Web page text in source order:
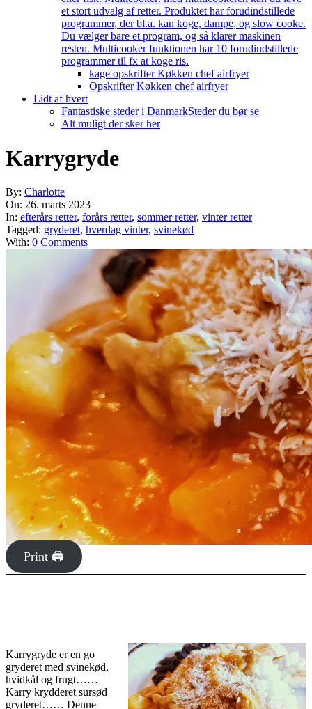
et stort udvalg af retter. Produktet har forudindstillede
programmer, der bl.a. kan koge, dampe, og slow cooke.
Du vælger bare et program, og så klarer maskinen
resten. Multicooker funktionen har 10 forudindstillede
programmer til fx at koge ris.
kage opskrifter Køkken chef airfryer
Opskrifter Køkken chef airfryer
Lidt af hvert
Fantastiske steder i DanmarkSteder du bør se
Alt muligt der sker her
Karrygryde
By: Charlotte
On: 26. marts 2023
In: efterårs retter, forårs retter, sommer retter, vinter retter
Tagged: gryderet, hverdag vinter, svinekød
With: 0 Comments
Print 🖨
Karrygryde er en go
gryderet med svinekød,
hvidkål og frugt……
Karry krydderet sursød
gryderet…… Denne